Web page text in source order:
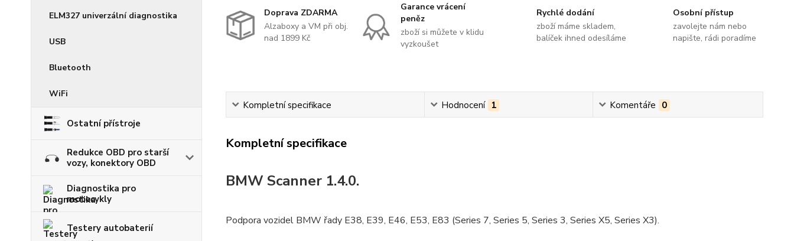
ELM327 univerzální diagnostika
USB
Bluetooth
WiFi
Ostatní přístroje
Redukce OBD pro starší
vozy, konektory OBD
Diagnostika pro
motocykly
Testery autobaterií
Doprava ZDARMA
Alzaboxy a VM při obj.
nad 1899 Kč
Garance vrácení
peněz
zboží si můžete v klidu
vyzkoušet
Rychlé dodání
zboží máme skladem,
balíček ihned odesíláme
Osobní přístup
zavolejte nám nebo
napište, rádi poradíme
Kompletní specifikace Hodnocení 1 Komentáře 0
Kompletní specifikace
BMW Scanner 1.4.0.
Podpora vozidel BMW řady E38, E39, E46, E53, E83 (Series 7, Series 5, Series 3, Series X5, Series X3).